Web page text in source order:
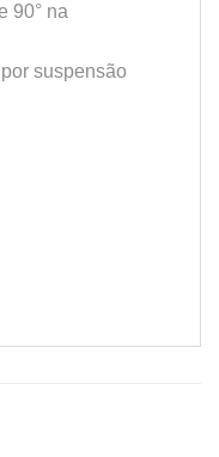
90° na
suspensão